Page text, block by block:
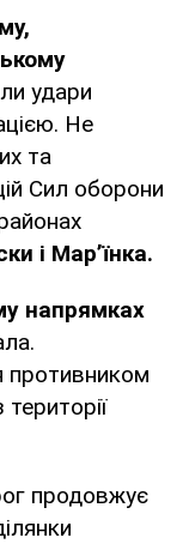
удари
Не
та
Сил оборони
і Мар’їнка.
напрямках
противником
території
продовжує